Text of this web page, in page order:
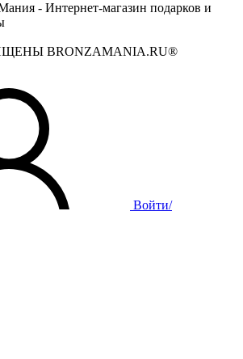
- Интернет-магазин подарков и
BRONZAMANIA.RU®
Войти/